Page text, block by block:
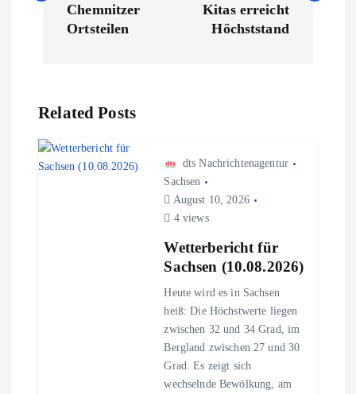
a
g
Chemnitzer
Ortsteilen
Kitas erreicht
Höchststand
Related Posts
dts Nachrichtenagentur
Sachsen
August 10, 2026
4 views
Wetterbericht für
Sachsen (10.08.2026)
Heute wird es in Sachsen
heiß: Die Höchstwerte liegen
zwischen 32 und 34 Grad, im
Bergland zwischen 27 und 30
Grad. Es zeigt sich
wechselnde Bewölkung, am